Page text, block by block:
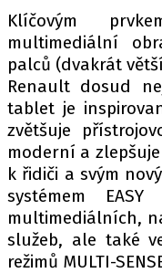
Klíčovým
multimediální
palců (dvakrát
Renault dosud
tablet je
zvětšuje
moderní a
k řidiči a svým
systémem
multimediálních,
služeb, ale také
režimů MULTI-